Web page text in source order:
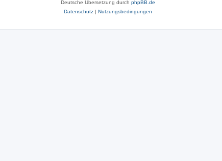
Deutsche Übersetzung durch phpBB.de
Datenschutz| Nutzungsbedingungen